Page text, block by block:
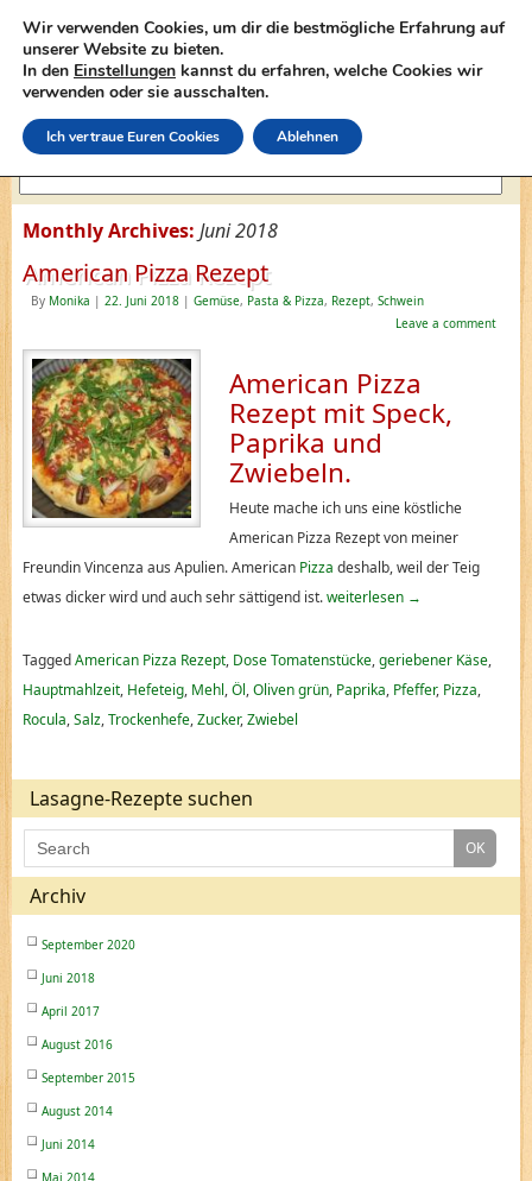
lasagne-rezepte.net
Monthly Archives: Juni 2018
American Pizza Rezept
By Monika | 22. Juni 2018 | Gemüse, Pasta & Pizza, Rezept, Schwein
Leave a comment
American Pizza
Rezept mit Speck,
Paprika und
Zwiebeln.
Heute mache ich uns eine köstliche
American Pizza Rezept von meiner
Freundin Vincenza aus Apulien. American Pizza deshalb, weil der Teig
etwas dicker wird und auch sehr sättigend ist.weiterlesen →
TaggedAmerican Pizza Rezept, Dose Tomatenstücke,geriebener Käse,
Hauptmahlzeit, Hefeteig, Mehl,Öl,Oliven grün, Paprika, Pfeffer, Pizza,
Rocula,Salz,Trockenhefe,Zucker,Zwiebel
Lasagne-Rezepte suchen
Archiv
September 2020
Juni 2018
April 2017
August 2016
September 2015
August 2014
Juni 2014
Mai 2014
Wir verwenden Cookies, um dir die bestmögliche Erfahrung auf
unserer Website zu bieten.
In den Einstellungen kannst du erfahren, welche Cookies wir
verwenden oder sie ausschalten.
Ich vertraue Euren Cookies Ablehnen